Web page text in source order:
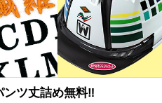
ンツ丈詰め無料‼